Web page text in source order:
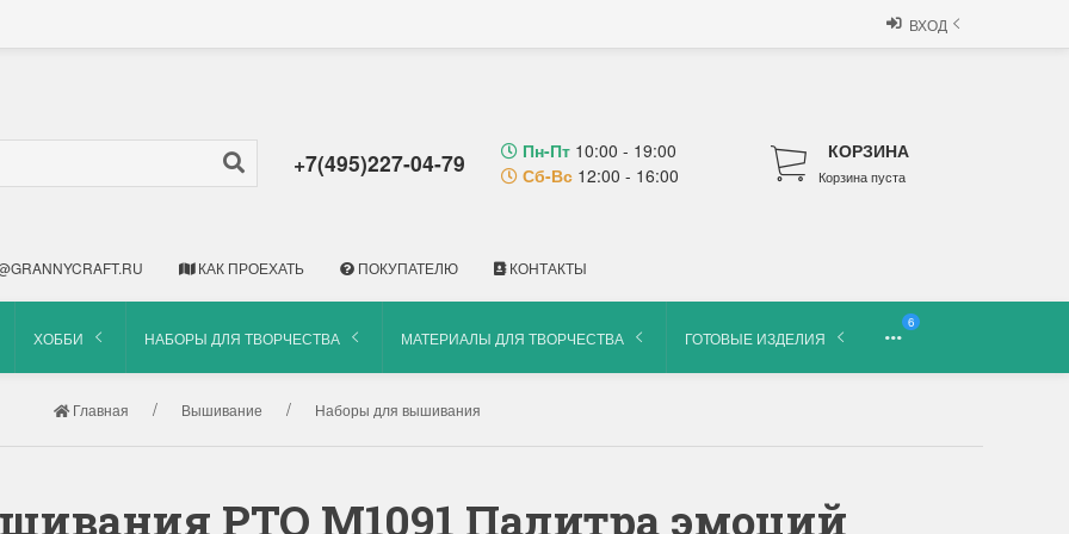
ВХОД
+7(495)227-04-79 Пн-Пт 10:00 - 19:00
Сб-Вс 12:00 - 16:00
КОРЗИНА
Корзина пуста
КАК ПРОЕХАТЬ ПОКУПАТЕЛЮ КОНТАКТЫ
ХОББИ НАБОРЫ ДЛЯ ТВОРЧЕСТВА МАТЕРИАЛЫ ДЛЯ ТВОРЧЕСТВА ГОТОВЫЕ ИЗДЕЛИЯ
6
Главная Вышивание Наборы для вышивания
РТО M1091 Палитра эмоций